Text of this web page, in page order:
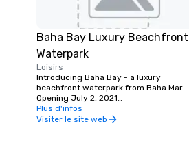
Baha Bay Luxury Beachfront
Waterpark
Loisirs
Introducing Baha Bay - a luxury
beachfront waterpark from Baha Mar -
Opening July 2, 2021
Inspired by the natural beauty of The
Plus d'infos
Visiter le site web